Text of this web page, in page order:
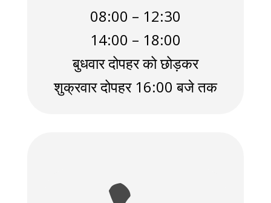
08:00 – 12:30
14:00 – 18:00
बुधवार दोपहर को छोड़कर
शुक्रवार दोपहर 16:00 बजे तक